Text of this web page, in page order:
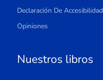
Declaración De Accesibilidad
Opiniones
Nuestros libros